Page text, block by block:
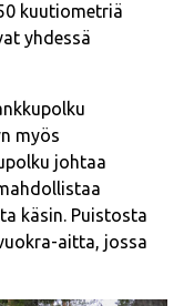
kuutiometriä
yhdessä
myös
johtaa
käsin. Puistosta
aitta, jossa